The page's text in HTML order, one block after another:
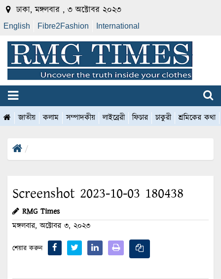
ঢাকা, মঙ্গলবার , ৩ অক্টোবর ২০২৩
English Fibre2Fashion International
জাতীয় কলাম সম্পাদকীয় লাইব্রেরী ফিচার চাকুরী শ্রমিকের কথা
Screenshot 2023-10-03 180438
RMG Times
মঙ্গলবার, অক্টোবর ৩, ২০২৩
শেয়ার করুন